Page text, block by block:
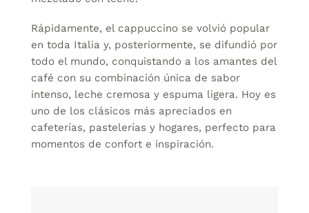
Rápidamente, el cappuccino se volvió popular
en toda Italia y, posteriormente, se difundió por
todo el mundo, conquistando a los amantes del
café con su combinación única de sabor
intenso, leche cremosa y espuma ligera. Hoy es
uno de los clásicos más apreciados en
cafeterías, pastelerías y hogares, perfecto para
momentos de confort e inspiración.